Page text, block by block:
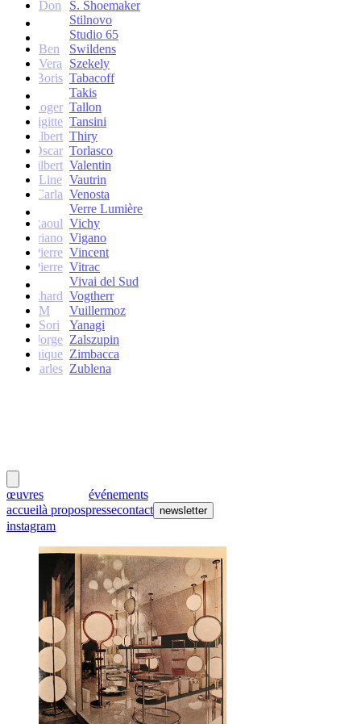
Don
S. Shoemaker
Stilnovo
Studio 65
Ben
Swildens
Vera
Szekely
Boris Tabacoff
Takis
Roger Tallon
Brigitte Tansini
Albert Thiry
Oscar Torlasco
Gilbert Valentin
Line Vautrin
Carla Venosta
Verre Lumière
Raoul Vichy
Vittoriano Vigano
Jean-Pierre Vincent
Jean-Pierre Vitrac
Vivai del Sud
Burkhard Vogtherr
M
Vuillermoz
Sori
Yanagi
Jorge Zalszupin
Dominique Zimbacca
Charles Zublena
œuvres
événements
accueilà propospressecontact newsletter
instagram